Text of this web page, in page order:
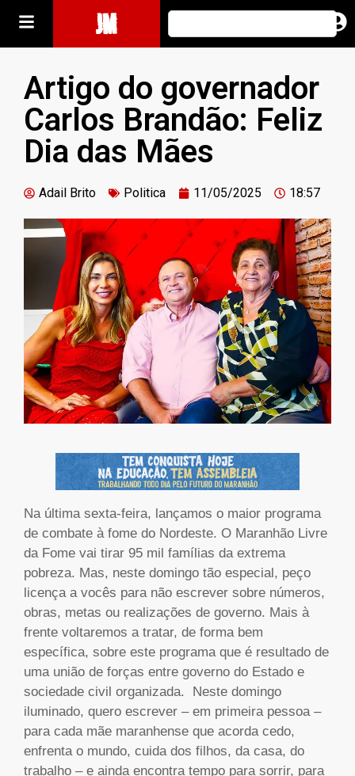
JM
Artigo do governador
Carlos Brandão: Feliz
Dia das Mães
Adail Brito Politica 11/05/2025 18:57
Na última sexta-feira, lançamos o maior programa
de combate à fome do Nordeste. O Maranhão Livre
da Fome vai tirar 95 mil famílias da extrema
pobreza. Mas, neste domingo tão especial, peço
licença a vocês para não escrever sobre números,
obras, metas ou realizações de governo. Mais à
frente voltaremos a tratar, de forma bem
específica, sobre este programa que é resultado de
uma união de forças entre governo do Estado e
sociedade civil organizada. Neste domingo
iluminado, quero escrever – em primeira pessoa –
para cada mãe maranhense que acorda cedo,
enfrenta o mundo, cuida dos filhos, da casa, do
trabalho – e ainda encontra tempo para sorrir, para